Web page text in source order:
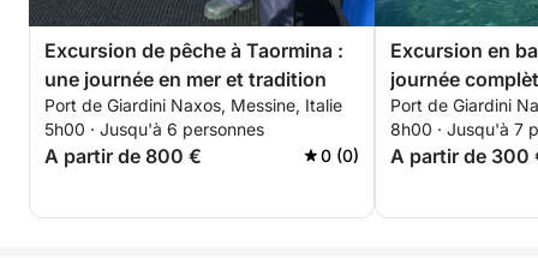
Excursion de pêche à Taormina :
une journée en mer et tradition
Port de Giardini Naxos, Messine, Italie
5h00 · Jusqu'à 6 personnes
A partir de 800 € 0 (0)
Excursion en
journée
Mazzarò et
Port de Giardini
8h00 · Jusqu'à 7
A partir de 300